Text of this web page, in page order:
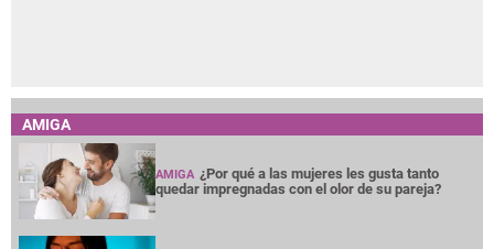
AMIGA
AMIGA ¿Por qué a las mujeres les gusta tanto
quedar impregnadas con el olor de su pareja?